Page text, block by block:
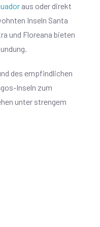
aus oder direkt
Inseln Santa
und Floreana bieten
des empfindlichen
Inseln zum
unter strengem